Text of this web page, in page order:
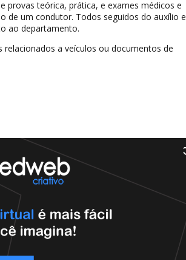
provas teórica, prática, e exames médicos e
de um condutor. Todos seguidos do auxílio e
ao departamento.
relacionados a veículos ou documentos de